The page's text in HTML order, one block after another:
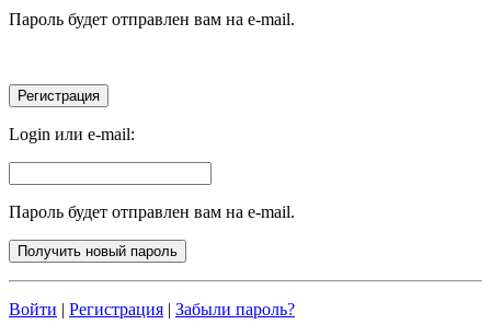
Пароль будет отправлен вам на e-mail.
Login или e-mail:
Пароль будет отправлен вам на e-mail.
Войти | Регистрация | Забыли пароль?